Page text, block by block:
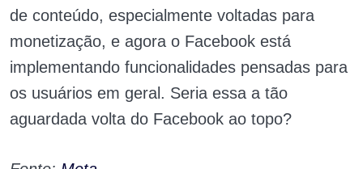
de conteúdo, especialmente voltadas para
monetização, e agora o Facebook está
implementando funcionalidades pensadas para
os usuários em geral. Seria essa a tão
aguardada volta do Facebook ao topo?